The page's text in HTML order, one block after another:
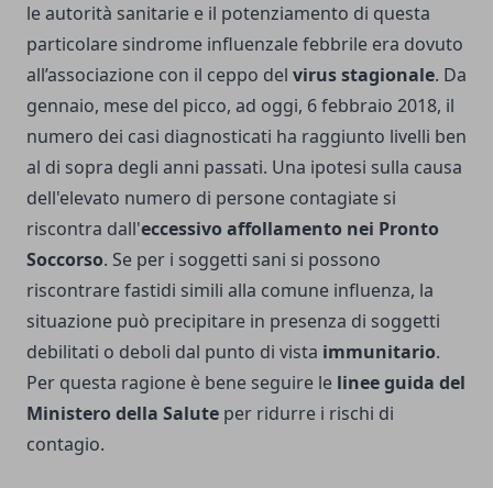
le autorità sanitarie e il potenziamento di questa
particolare sindrome influenzale febbrile era dovuto
all’associazione con il ceppo del virus stagionale. Da
gennaio, mese del picco, ad oggi, 6 febbraio 2018, il
numero dei casi diagnosticati ha raggiunto livelli ben
al di sopra degli anni passati. Una ipotesi sulla causa
dell'elevato numero di persone contagiate si
riscontra dall'eccessivo affollamento nei Pronto
Soccorso. Se per i soggetti sani si possono
riscontrare fastidi simili alla comune influenza, la
situazione può precipitare in presenza di soggetti
debilitati o deboli dal punto di vista immunitario.
Per questa ragione è bene seguire le linee guida del
Ministero della Salute per ridurre i rischi di
contagio.